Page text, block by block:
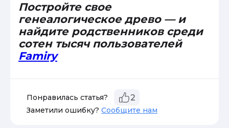
Постройте свое
генеалогическое древо — и
найдите родственников среди
сотен тысяч пользователей
Famiry
Понравилась статья? 2
Заметили ошибку? Сообщите нам